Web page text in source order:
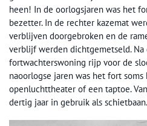
heen! In de oorlogsjaren was het
bezetter. In de rechter kazemat
verblijven doorgebroken en de
verblijf werden dichtgemetseld.
fortwachterswoning rijp voor de
naoorlogse jaren was het fort
openluchttheater of een taptoe.
dertig jaar in gebruik als schietbaan.